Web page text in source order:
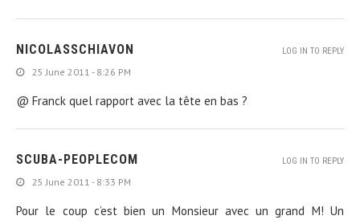
NICOLASSCHIAVON
25 June 2011 - 8:26 PM
@ Franck quel rapport avec la tête en bas ?
LOG IN TO REPLY
SCUBA-PEOPLECOM
25 June 2011 - 8:33 PM
Pour le coup c’est bien un Monsieur avec un grand M! Un
LOG IN TO REPLY